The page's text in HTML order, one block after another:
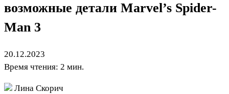
возможные детали Marvel’s Spider-
Man 3
20.12.2023
Время чтения: 2 мин.
Лина Скорич